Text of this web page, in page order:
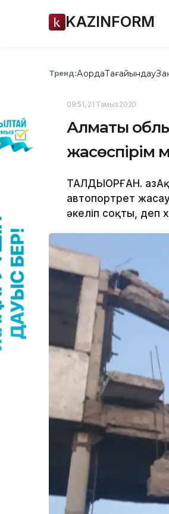
KAZINFORM
Тренд:АқордаТағайындау
09:51, 21 Тамыз 2020
Алматы
жасөспірім
ТАЛДЫҚОРҒАН.
автопортрет
әкеліп соқты, деп